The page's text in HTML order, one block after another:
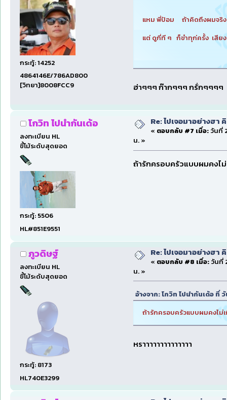
กระทู้: 14252
4864146E/786AD800
[วิทยา]8008FCC9
แหม พี่ป้อม ถ้าคิดถึงผมจริ
แต่ ดูกี่ที ๆ ก็ขำทุก่ครั้ง เสีย
ฮ่าๆๆๆ ก๊ากๆๆๆ กรั่กๆๆๆๆ
โกวิท ไปนำกันเด้อ
ลงทะเบียน HL
ขี้โม้ระดับสุดยอด
กระทู้: 5506
HL#851E9551
Re: ไปเจอมาอย่างฮ
« ตอบกลับ #7 เมื่อ:วันที่
น. »
ถ้ารักครอบครัวแบบผมคงไ
ภูวดิษฐ์
ลงทะเบียน HL
ขี้โม้ระดับสุดยอด
กระทู้: 8173
HL740E3299
Re: ไปเจอมาอย่างฮ
« ตอบกลับ #8 เมื่อ:วันที่
น. »
อ้างจาก: โกวิท ไปนำกันเด้อ ที่
ถ้ารักครอบครัวแบบผมคงไม่
หราาาาาาาาาาาาาา